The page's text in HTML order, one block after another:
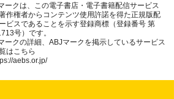
ークは、この電子書店・電子書籍配信サービス
作権者からコンテンツ使用許諾を得た正規版配
ビスであることを示す登録商標（登録番号 第
号）です。
ークの詳細、ABJマークを掲示しているサービス
はこちら
aebs.or.jp/